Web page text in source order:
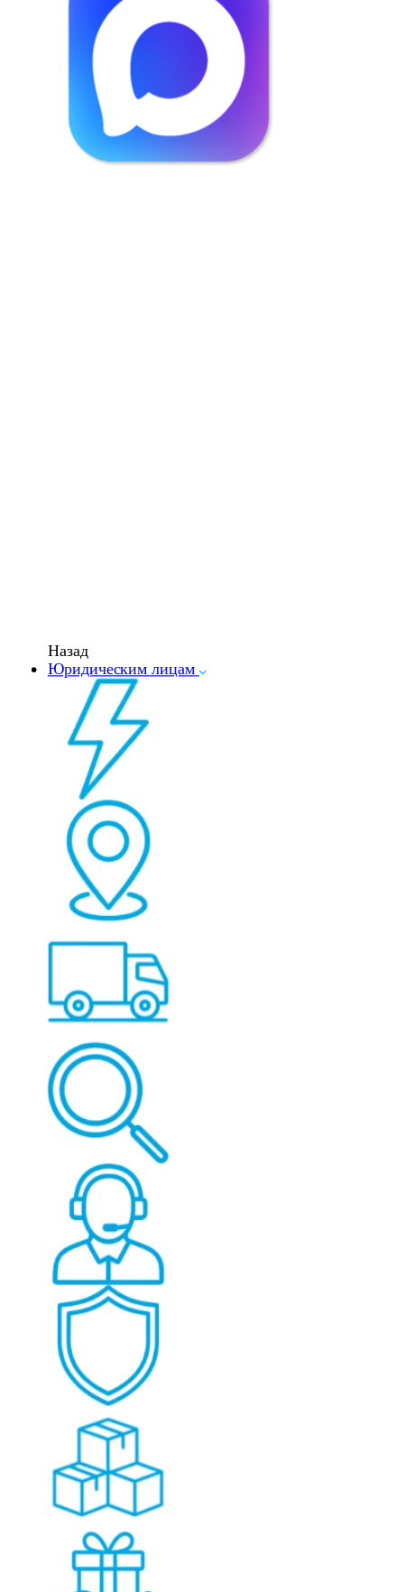
Назад
Юридическим лицам